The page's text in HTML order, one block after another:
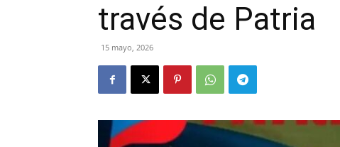
través de Patria
15 mayo, 2026